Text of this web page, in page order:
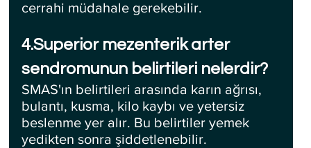
cerrahi müdahale gerekebilir.
4.Superior mezenterik arter
sendromunun belirtileri nelerdir?
SMAS'ın belirtileri arasında karın ağrısı,
bulantı, kusma, kilo kaybı ve yetersiz
beslenme yer alır. Bu belirtiler yemek
yedikten sonra şiddetlenebilir.